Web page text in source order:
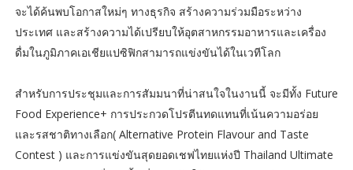
จะได้ค้นพบโอกาสใหม่ๆ ทางธุรกิจ สร้างความร่วมมือระหว่าง
ประเทศ และสร้างความได้เปรียบให้อุตสาหกรรมอาหารและเครื่อง
ดื่มในภูมิภาคเอเชียแปซิฟิกสามารถแข่งขันได้ในเวทีโลก
สำหรับการประชุมและการสัมมนาที่น่าสนใจในงานนี้ จะมีทั้ง Future
Food Experience+ การประกวดโปรตีนทดแทนที่เน้นความอร่อย
และรสชาติทางเลือก( Alternative Protein Flavour and Taste
Contest ) และการแข่งขันสุดยอดเชฟไทยแห่งปี Thailand Ultimate